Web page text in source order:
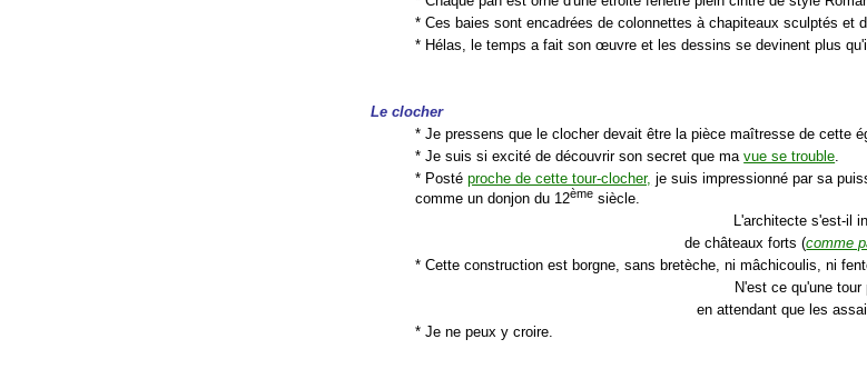
* Ces baies sont encadrées de colonnettes à chapiteaux sculptés et
* Hélas, le temps a fait son œuvre et les dessins se devinent plus
Le clocher
* Je pressens que le clocher devait être la pièce maîtresse de cette
* Je suis si excité de découvrir son secret que mavue se trouble
* Postéproche de cette tour-clocher, je suis impressionné par sa
comme un donjon du 12ème siècle.
L'architecte s'est-il
de châteaux forts (comme
* Cette construction est borgne, sans bretèche, ni mâchicoulis, ni
N'est ce qu'une
en attendant que les
* Je ne peux y croire.